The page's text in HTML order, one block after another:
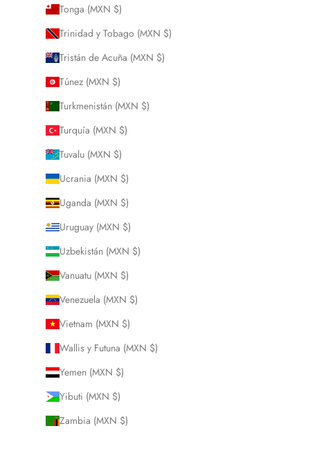
Tonga (MXN $)
Trinidad y Tobago (MXN $)
Tristán de Acuña (MXN $)
Túnez (MXN $)
Turkmenistán (MXN $)
Turquía (MXN $)
Tuvalu (MXN $)
Ucrania (MXN $)
Uganda (MXN $)
Uruguay (MXN $)
Uzbekistán (MXN $)
Vanuatu (MXN $)
Venezuela (MXN $)
Vietnam (MXN $)
Wallis y Futuna (MXN $)
Yemen (MXN $)
Yibuti (MXN $)
Zambia (MXN $)